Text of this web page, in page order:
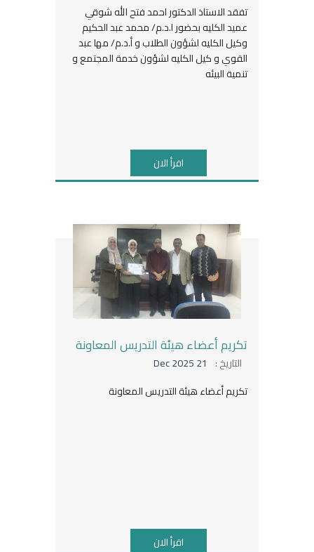
تفقد الاستاذ الدكتور احمد فتح الله شوقي
عميد الكليه بحضور ا.د.م/ محمد عبد الحكيم
وكيل الكليه لشؤون الطلاب و أ.د.م/ مها عبد
القوي و كيل الكليه لشؤون خدمة المجتمع و
تنمية البيئه
اقرأ الان
تكريم أعضاء هيئة التدريس المعاونة
التاريخ : 21 Dec 2025
تكريم أعضاء هيئة التدريس المعاونة
اقرأ الان